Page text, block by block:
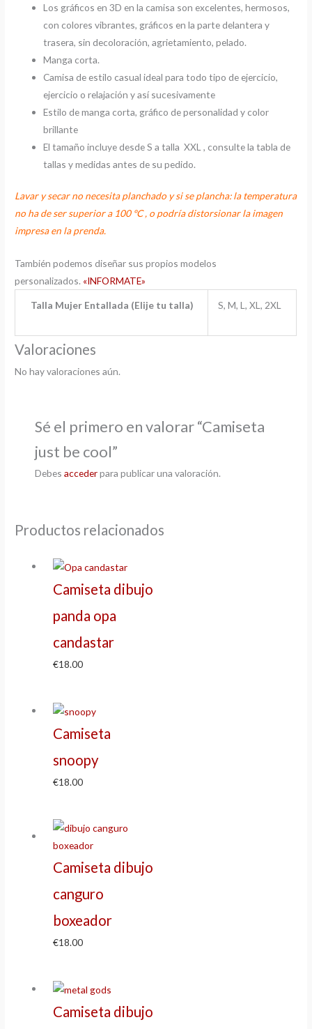
Los gráficos en 3D en la camisa son excelentes, hermosos,
con colores vibrantes, gráficos en la parte delantera y
trasera, sin decoloración, agrietamiento, pelado.
Manga corta.
Camisa de estilo casual ideal para todo tipo de ejercicio,
ejercicio o relajación y así sucesivamente
Estilo de manga corta, gráfico de personalidad y color
brillante
El tamaño incluye desde S a talla XXL , consulte la tabla de
tallas y medidas antes de su pedido.
Lavar y secar no necesita planchado y si se plancha: la temperatura
no ha de ser superior a 100 ºC , o podría distorsionar la imagen
impresa en la prenda.
También podemos diseñar sus propios modelos
personalizados. «INFORMATE»
Talla Mujer Entallada (Elije tu talla) S, M, L, XL, 2XL
Valoraciones
No hay valoraciones aún.
Sé el primero en valorar “Camiseta
just be cool”
Debesaccederpara publicar una valoración.
Productos relacionados
Camiseta dibujo
panda opa
candastar
€18.00
Camiseta
snoopy
€18.00
Camiseta dibujo
canguro
boxeador
€18.00
Camiseta dibujo